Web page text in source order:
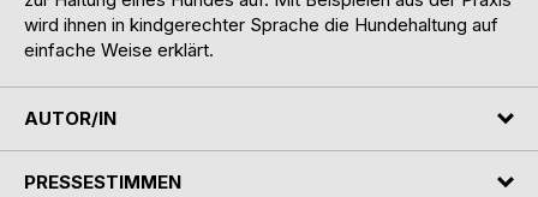
wird ihnen in kindgerechter Sprache die Hundehaltung auf
einfache Weise erklärt.
AUTOR/IN
PRESSESTIMMEN